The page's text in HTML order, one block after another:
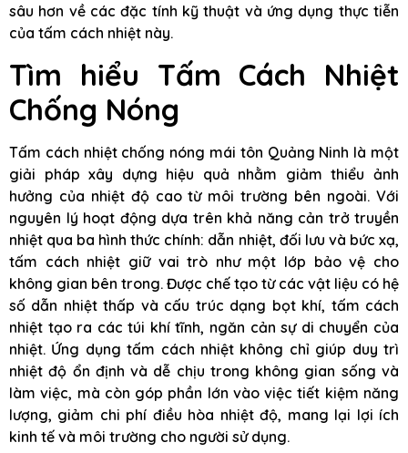
sâu hơn về các đặc tính kỹ thuật và ứng dụng thực tiễn
của tấm cách nhiệt này.
Tìm hiểu Tấm Cách Nhiệt
Chống Nóng
Tấm cách nhiệt chống nóng mái tôn Quảng Ninh là một
giải pháp xây dựng hiệu quả nhằm giảm thiểu ảnh
hưởng của nhiệt độ cao từ môi trường bên ngoài. Với
nguyên lý hoạt động dựa trên khả năng cản trở truyền
nhiệt qua ba hình thức chính: dẫn nhiệt, đối lưu và bức xạ,
tấm cách nhiệt giữ vai trò như một lớp bảo vệ cho
không gian bên trong. Được chế tạo từ các vật liệu có hệ
số dẫn nhiệt thấp và cấu trúc dạng bọt khí, tấm cách
nhiệt tạo ra các túi khí tĩnh, ngăn cản sự di chuyển của
nhiệt. Ứng dụng tấm cách nhiệt không chỉ giúp duy trì
nhiệt độ ổn định và dễ chịu trong không gian sống và
làm việc, mà còn góp phần lớn vào việc tiết kiệm năng
lượng, giảm chi phí điều hòa nhiệt độ, mang lại lợi ích
kinh tế và môi trường cho người sử dụng.